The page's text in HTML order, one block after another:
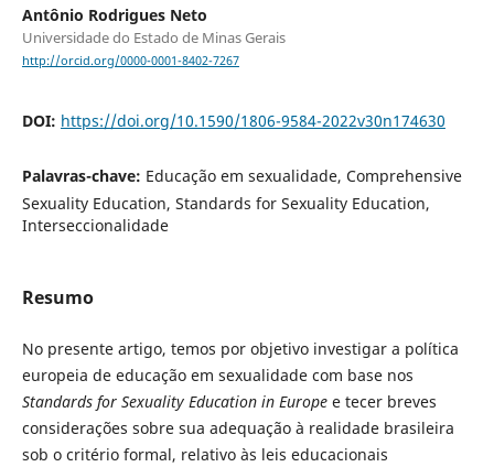
Antônio Rodrigues Neto
Universidade do Estado de Minas Gerais
http://orcid.org/0000-0001-8402-7267
DOI: https://doi.org/10.1590/1806-9584-2022v30n174630
Palavras-chave: Educação em sexualidade, Comprehensive
Sexuality Education, Standards for Sexuality Education,
Interseccionalidade
Resumo
No presente artigo, temos por objetivo investigar a política
europeia de educação em sexualidade com base nos
Standards for Sexuality Education in Europee tecer breves
considerações sobre sua adequação à realidade brasileira
sob o critério formal, relativo às leis educacionais